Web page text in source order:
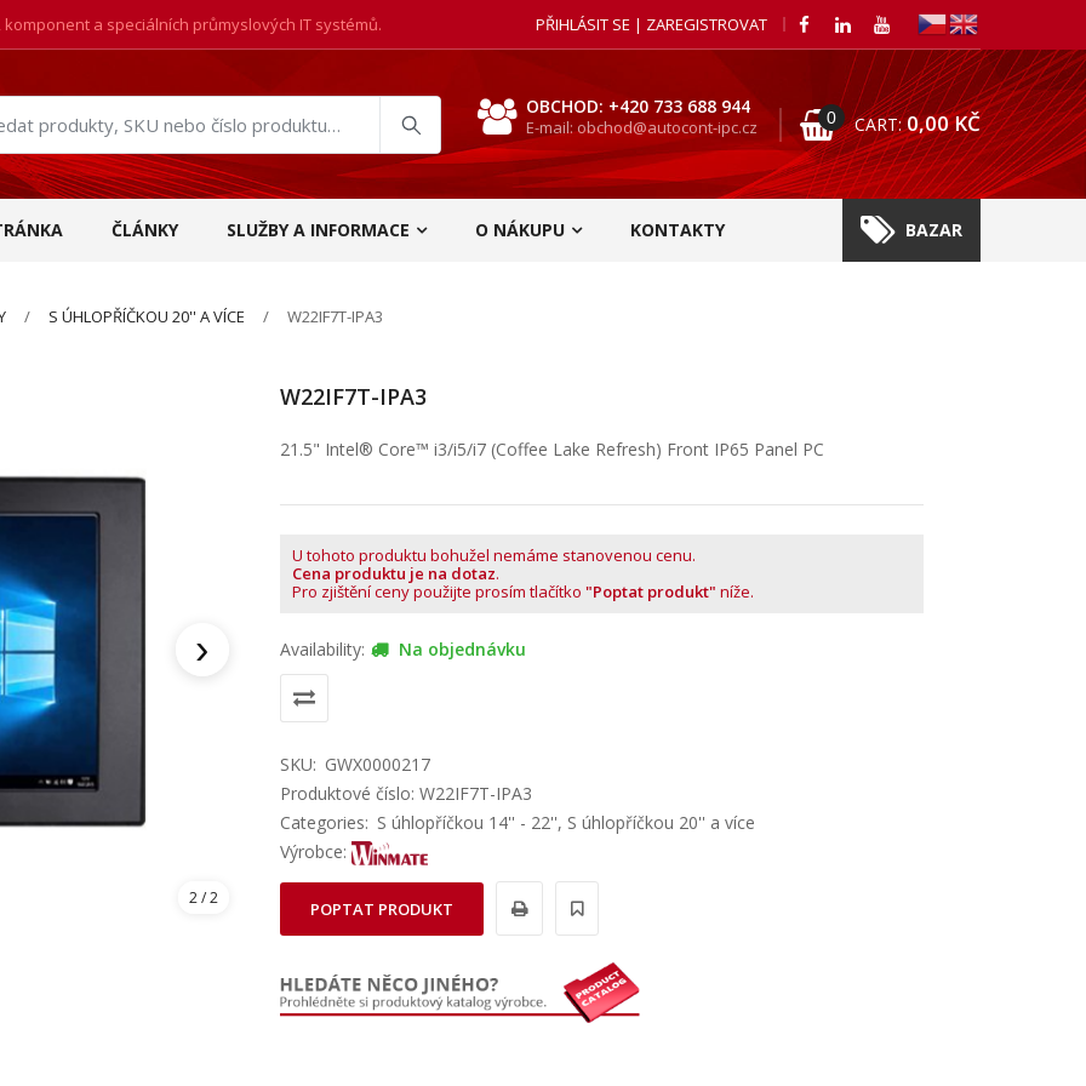
a speciálních průmyslových IT systémů. PŘIHLÁSIT SE | ZAREGISTROVAT
OBCHOD: +420 733 688 944
E-mail: obchod@autocont-ipc.cz 0 CART: 0,00KČ
ČLÁNKY SLUŽBY A INFORMACE O NÁKUPU KONTAKTY BAZAR
S ÚHLOPŘÍČKOU 20'' A VÍCE W22IF7T-IPA3
›
1/ 2
W22IF7T-IPA3
21.5" Intel® Core™ i3/i5/i7 (Coffee Lake Refresh) Front IP65 Panel PC
U tohoto produktu bohužel nemáme stanovenou cenu.
Cena produktu je na dotaz.
Pro zjištění ceny použijte prosím tlačítko "Poptat produkt" níže.
Availability: Na objednávku
SKU: GWX0000217
Produktové číslo: W22IF7T-IPA3
Categories: S úhlopříčkou 14'' - 22'', S úhlopříčkou 20'' a více
Výrobce:
POPTAT PRODUKT